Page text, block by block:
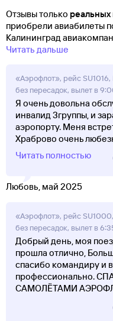
Отзывы только реальных
приобрели авиабилеты
Калининград
Читать дальше
«Аэрофлот», рейс
без пересадок, вылет в
Я очень довольна
инвалид 3группы, и
аэропорту. Меня
Храброво очень
Читать полностью
Любовь, май 2025
«Аэрофлот», рейс
без пересадок, вылет в
Добрый день, моя
прошла отлично,
спасибо командиру и
профессионально.
САМОЛЁТАМИ